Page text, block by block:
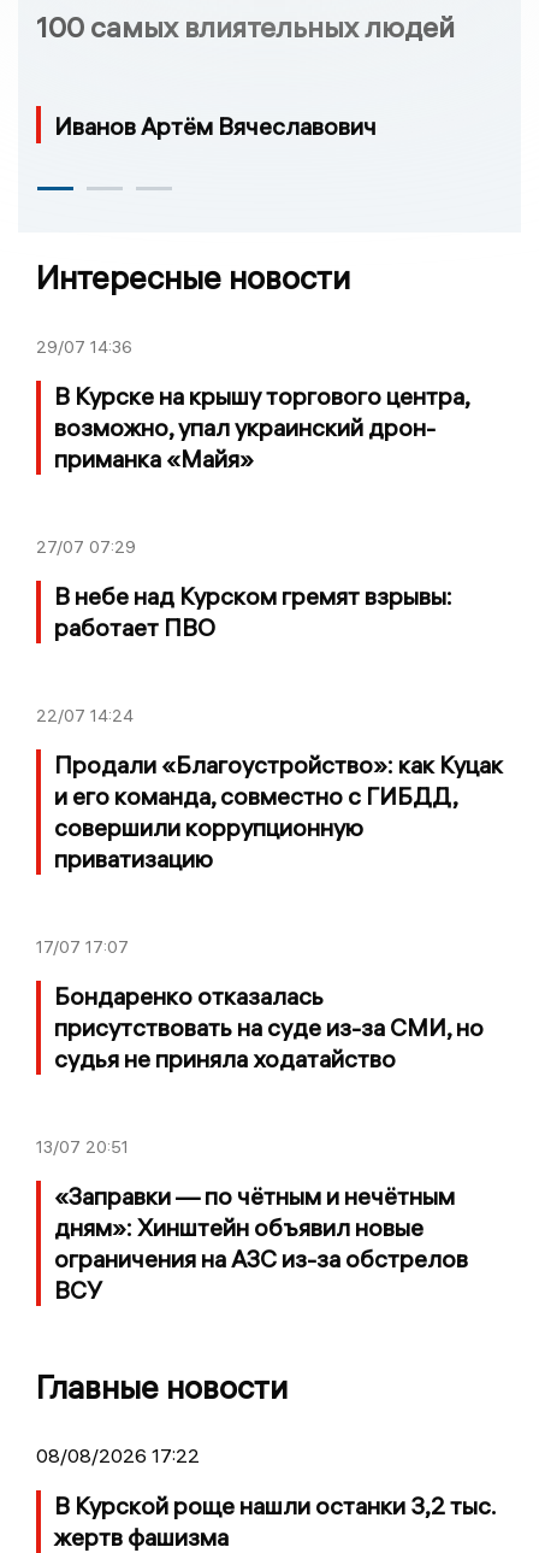
100 самых влиятельных людей
Иванов Артём Вячеславович
Интересные новости
29/07 14:36
В Курске на крышу торгового центра,
возможно, упал украинский дрон-
приманка «Майя»
27/07 07:29
В небе над Курском гремят взрывы:
работает ПВО
22/07 14:24
Продали «Благоустройство»: как Куцак
и его команда, совместно с ГИБДД,
совершили коррупционную
приватизацию
17/07 17:07
Бондаренко отказалась
присутствовать на суде из-за СМИ, но
судья не приняла ходатайство
13/07 20:51
«Заправки — по чётным и нечётным
дням»: Хинштейн объявил новые
ограничения на АЗС из-за обстрелов
ВСУ
Главные новости
08/08/2026 17:22
В Курской роще нашли останки 3,2 тыс.
жертв фашизма